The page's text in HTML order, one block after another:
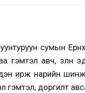
сумын
гэмтэл авч,
ирж нарийн
гэмтэл, доргилт